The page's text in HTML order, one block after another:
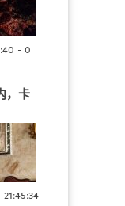
- 0
，卡